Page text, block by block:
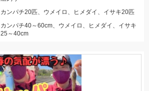
カンパチ20匹、ウメイロ、ヒメダイ、イサキ20匹
カンパチ40～60cm、ウメイロ、ヒメダイ、イサキ
25～40cm